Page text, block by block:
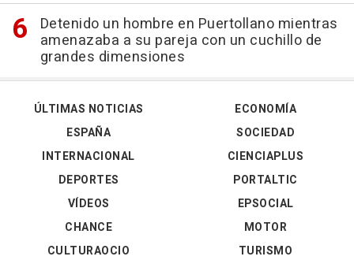
Detenido un hombre en Puertollano mientras
amenazaba a su pareja con un cuchillo de
grandes dimensiones
ÚLTIMAS NOTICIAS
ESPAÑA
INTERNACIONAL
DEPORTES
VÍDEOS
ECONOMÍA
SOCIEDAD
CIENCIAPLUS
PORTALTIC
EPSOCIAL
CHANCE
CULTURAOCIO
MOTOR
TURISMO